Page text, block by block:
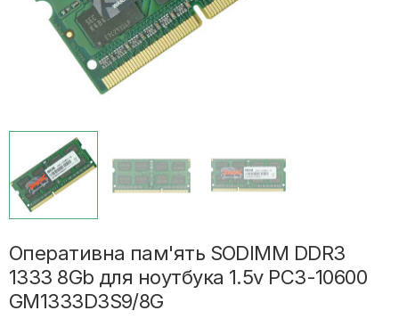
Оперативна пам'ять SODIMM DDR3
1333 8Gb для ноутбука 1.5v PC3-10600
GM1333D3S9/8G